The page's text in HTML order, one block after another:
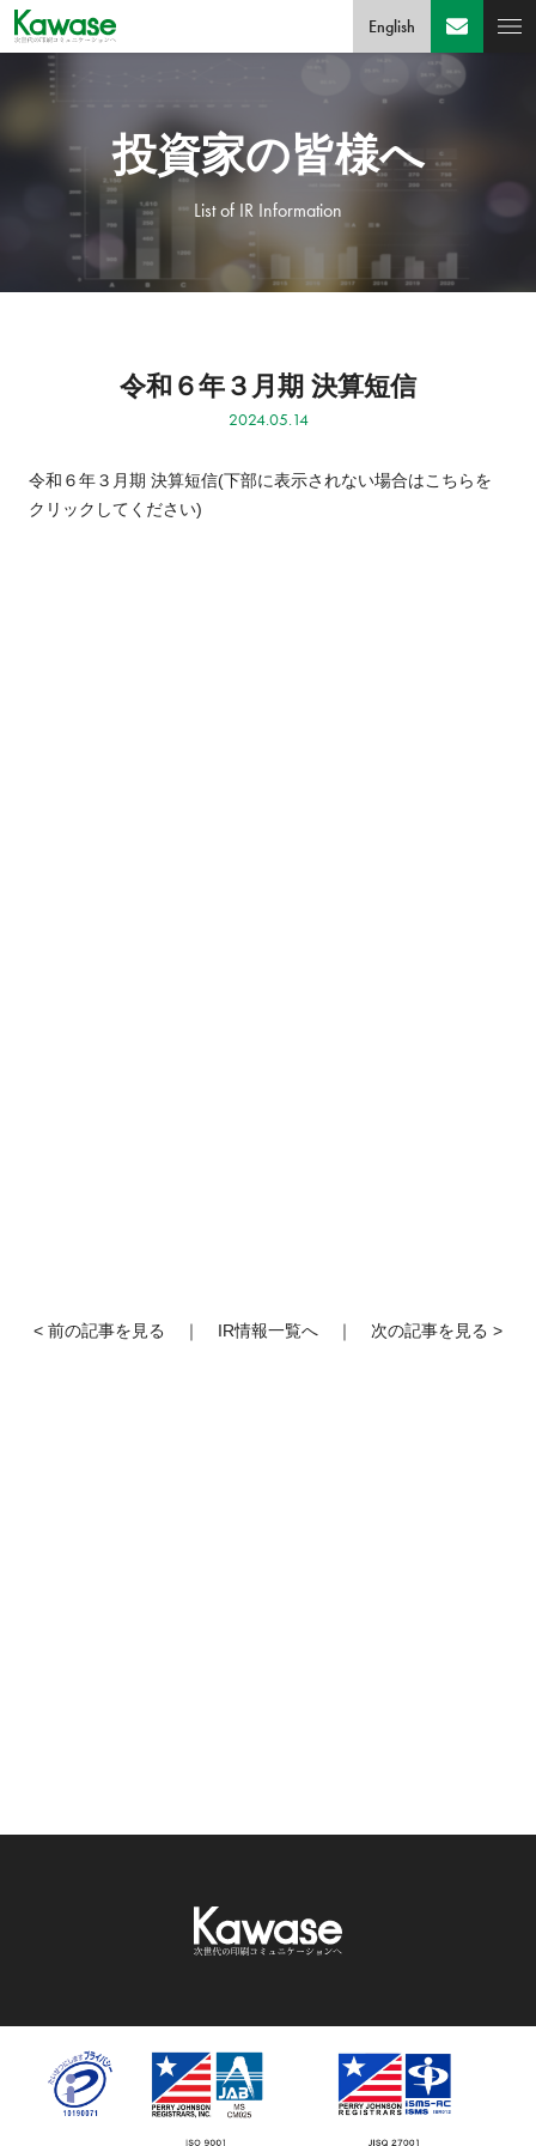
English
投資家の皆様へ
List of IR Information
令和６年３月期 決算短信
2024.05.14
令和６年３月期 決算短信(下部に表示されない場合はこちらを
クリックしてください)
< 前の記事を見る ｜ IR情報一覧へ ｜ 次の記事を見る >